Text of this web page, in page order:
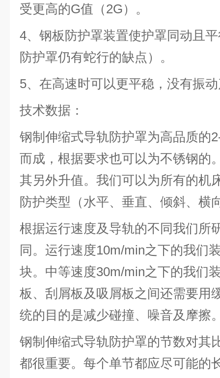
受更高的G值（2G）。
4、钢板防护罩装置使护罩同动且
防护罩仍有蛇行的缺点）。
5、在高速时可以更平稳，没有振
技术数据：
钢制伸缩式导轨防护罩为高品质的
而成，根据要求也可以为不锈钢的
其另外升值。我们可以为所有的机
防护类型（水平、垂直、倾斜、横
根据运行速度及导轨的不同我们所
同。运行速度10m/min之下的我们
块。中等速度30m/min之下的我们
板、刮屑板及吸屑板之间还需要用
统的目的是减少碰撞、噪音及摩擦
钢制伸缩式导轨防护罩的节数对其
都很重要。每个单节都应尽可能的